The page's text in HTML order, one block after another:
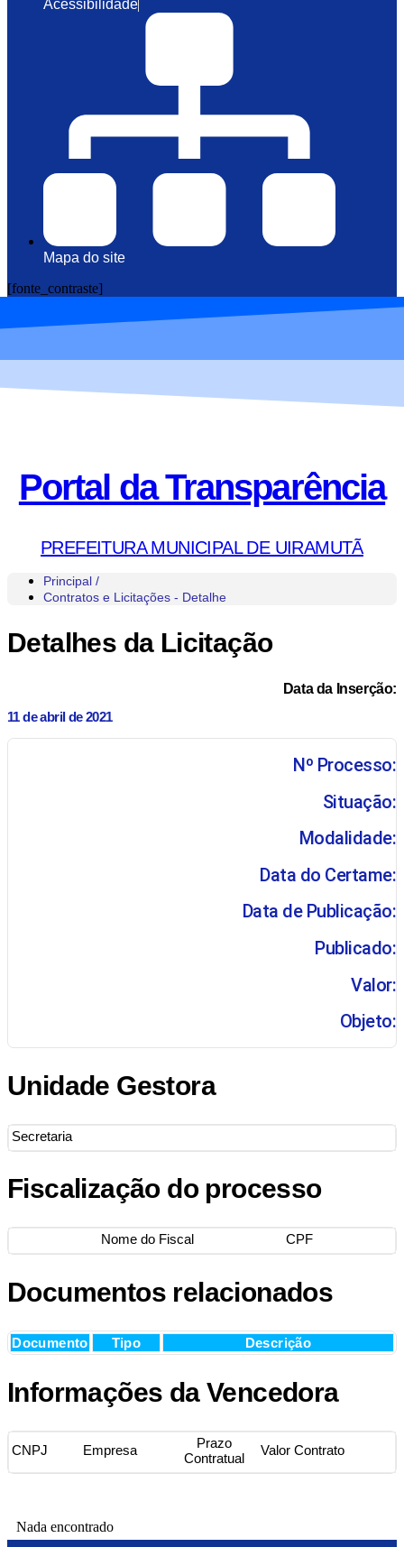
Acessibilidade
Mapa do site
[fonte_contraste]
Portal da Transparência
PREFEITURA MUNICIPAL DE UIRAMUTÃ
Principal /
Contratos e Licitações - Detalhe
Detalhes da Licitação
Data da Inserção:
11 de abril de 2021
Nº Processo:
Situação:
Modalidade:
Data do Certame:
Data de Publicação:
Publicado:
Valor:
Objeto:
Unidade Gestora
Secretaria
Fiscalização do processo
Nome do Fiscal CPF
Documentos relacionados
Documento Tipo Descrição
Informações da Vencedora
CNPJ Empresa
Prazo
Contratual
Valor Contrato
Nada encontrado